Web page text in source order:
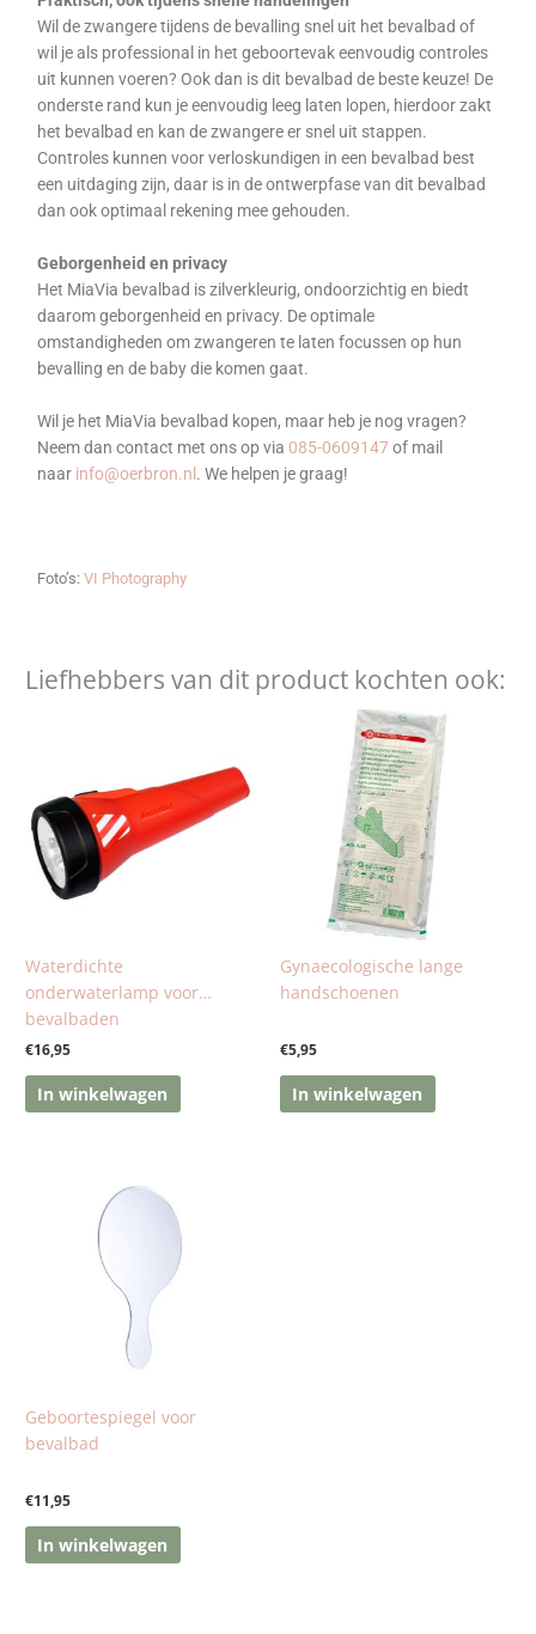
Wil de zwangere tijdens de bevalling snel uit het bevalbad of
wil je als professional in het geboortevak eenvoudig controles
uit kunnen voeren? Ook dan is dit bevalbad de beste keuze! De
onderste rand kun je eenvoudig leeg laten lopen, hierdoor zakt
het bevalbad en kan de zwangere er snel uit stappen.
Controles kunnen voor verloskundigen in een bevalbad best
een uitdaging zijn, daar is in de ontwerpfase van dit bevalbad
dan ook optimaal rekening mee gehouden.
Geborgenheid en privacy
Het MiaVia bevalbad is zilverkleurig, ondoorzichtig en biedt
daarom geborgenheid en privacy. De optimale
omstandigheden om zwangeren te laten focussen op hun
bevalling en de baby die komen gaat.
Wil je het MiaVia bevalbad kopen, maar heb je nog vragen?
Neem dan contact met ons op via 085-0609147 of mail
naar info@oerbron.nl. We helpen je graag!
Foto’s:VI Photography
Liefhebbers van dit product kochten ook:
Waterdichte
onderwaterlamp voor
bevalbaden
€16,95
In winkelwagen
Gynaecologische lange
handschoenen
€5,95
In winkelwagen
Geboortespiegel voor
bevalbad
€11,95
In winkelwagen